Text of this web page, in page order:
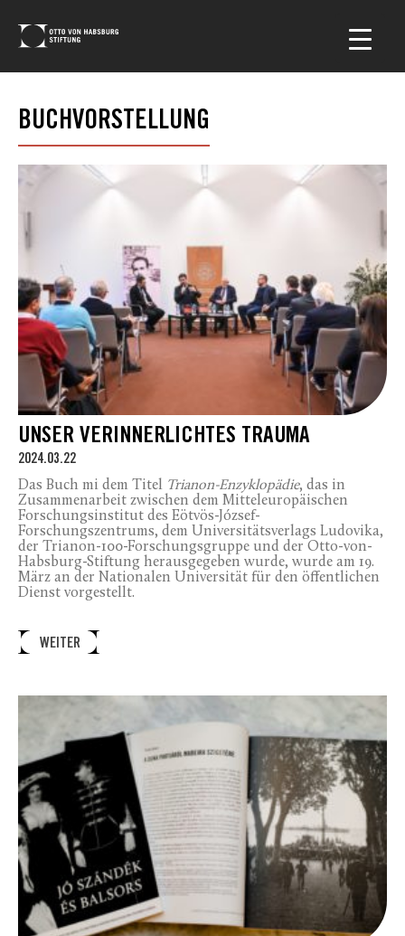
BUCHVORSTELLUNG
UNSER VERINNERLICHTES TRAUMA
2024.03.22
Das Buch mi dem Titel Trianon-Enzyklopädie, das in
Zusammenarbeit zwischen dem Mitteleuropäischen
Forschungsinstitut des Eötvös-József-
Forschungszentrums, dem Universitätsverlags Ludovika,
der Trianon-100-Forschungsgruppe und der Otto-von-
Habsburg-Stiftung herausgegeben wurde, wurde am 19.
März an der Nationalen Universität für den öffentlichen
Dienst vorgestellt.
WEITER